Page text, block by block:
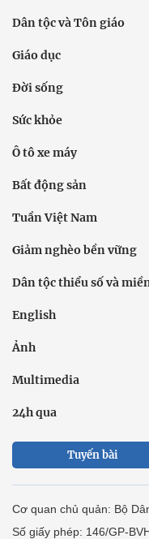
Dân tộc và Tôn giáo
Giáo dục
Đời sống
Sức khỏe
Ô tô xe máy
Bất động sản
Tuần Việt Nam
Giảm nghèo bền vững
Dân tộc thiểu số và
English
Ảnh
Multimedia
24h qua
Tuyến bài
Cơ quan chủ quản: Bộ
Số giấy phép: 146/GP-